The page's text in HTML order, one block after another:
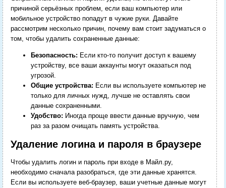
причиной серьёзных проблем, если ваш компьютер или
мобильное устройство попадут в чужие руки. Давайте
рассмотрим несколько причин, почему вам стоит задуматься о
том, чтобы удалить сохраненные данные:
Безопасность: Если кто-то получит доступ к вашему
устройству, все ваши аккаунты могут оказаться под
угрозой.
Общие устройства: Если вы используете компьютер не
только для личных нужд, лучше не оставлять свои
данные сохраненными.
Удобство: Иногда проще ввести данные вручную, чем
раз за разом очищать память устройства.
Удаление логина и пароля в браузере
Чтобы удалить логин и пароль при входе в Майл.ру,
необходимо сначала разобраться, где эти данные хранятся.
Если вы используете веб-браузер, ваши учетные данные могут